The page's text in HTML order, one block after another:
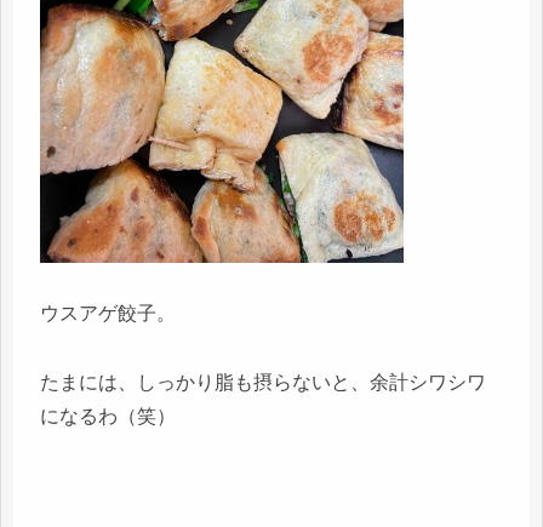
ウスアゲ餃子。
たまには、しっかり脂も摂らないと、余計シワシワ
になるわ（笑）